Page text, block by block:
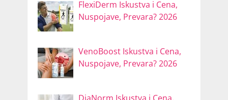
FlexiDerm Iskustva i Cena,
Nuspojave, Prevara? 2026
VenoBoost Iskustva i Cena,
Nuspojave, Prevara? 2026